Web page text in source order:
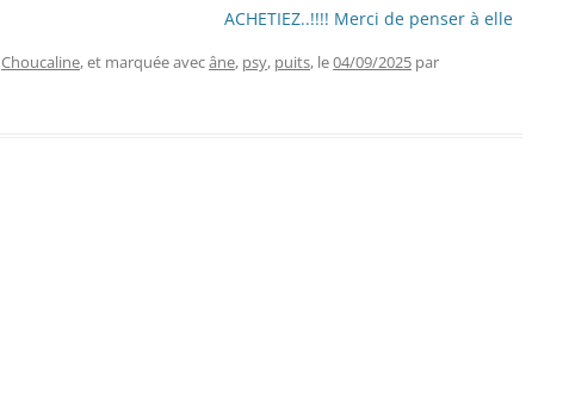
Choucaline, et marquée avecâne, psy, puits, le04/09/2025 par